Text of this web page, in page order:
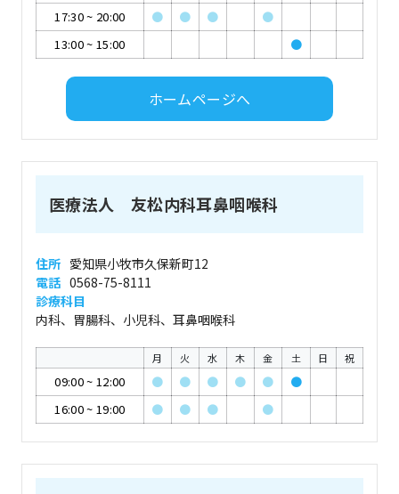
17:30~ 20:00 ● ● ●
●
13:00~ 15:00 ●
ホームページへ
医療法人 友松内科耳鼻咽喉科
住所 愛知県小牧市久保新町12
電話 0568-75-8111
診療科目
内科、胃腸科、小児科、耳鼻咽喉科
月 火 水 木 金 土 日 祝
09:00~ 12:00 ● ● ● ● ●
●
16:00~ 19:00 ● ● ● ●